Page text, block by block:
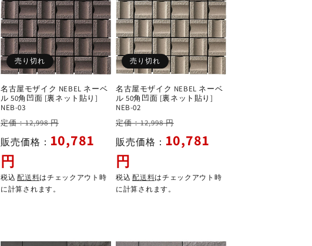
売り切れ
名古屋モザイク NEBEL ネーベ
ル 50角凹面 [裏ネット貼り]
NEB-03
通
常
価
格
定価：12,998 円
ー
ル
格
販売価格： 10,781
円
税込配送料はチェックアウト時
に計算されます。
売り切れ
名古屋モザイク NEBEL ネーベ
ル 50角凹面 [裏ネット貼り]
NEB-02
通
常
価
格
定価：12,998 円
ー
ル
格
販売価格： 10,781
円
税込配送料はチェックアウト時
に計算されます。